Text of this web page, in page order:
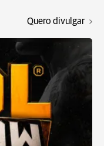
Quero divulgar